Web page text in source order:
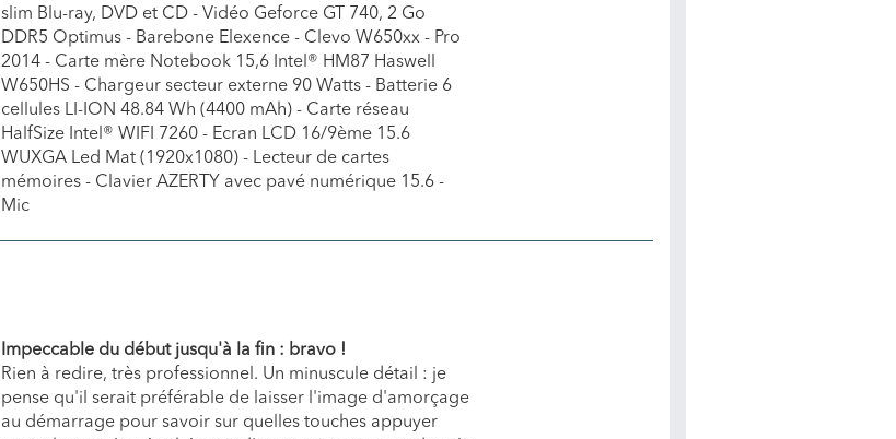
slim Blu-ray, DVD et CD - Vidéo Geforce GT 740, 2 Go
DDR5 Optimus - Barebone Elexence - Clevo W650xx - Pro
2014 - Carte mère Notebook 15,6 Intel® HM87 Haswell
W650HS - Chargeur secteur externe 90 Watts - Batterie 6
cellules LI-ION 48.84 Wh (4400 mAh) - Carte réseau
HalfSize Intel® WIFI 7260 - Ecran LCD 16/9ème 15.6
WUXGA Led Mat (1920x1080) - Lecteur de cartes
mémoires - Clavier AZERTY avec pavé numérique 15.6 -
Mic
Impeccable du début jusqu'à la fin : bravo !
Rien à redire, très professionnel. Un minuscule détail : je
pense qu'il serait préférable de laisser l'image d'amorçage
au démarrage pour savoir sur quelles touches appuyer